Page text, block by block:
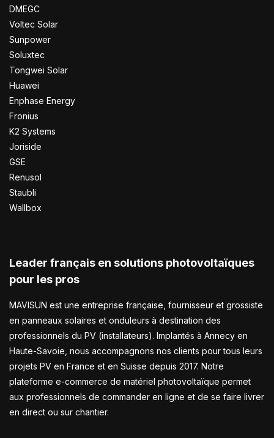
DMEGC
Voltec Solar
Sunpower
Soluxtec
Tongwei Solar
Huawei
Enphase Energy
Fronius
K2 Systems
Joriside
GSE
Renusol
Staubli
Wallbox
Leader français en solutions photovoltaïques
pour les pros
MAVISUN est une entreprise française, fournisseur et grossiste
en panneaux solaires et onduleurs à destination des
professionnels du PV (installateurs). Implantés à Annecy en
Haute-Savoie, nous accompagnons nos clients pour tous leurs
projets PV en France et en Suisse depuis 2017. Notre
plateforme e-commerce de matériel photovoltaïque permet
aux professionnels de commander en ligne et de se faire livrer
en direct ou sur chantier.